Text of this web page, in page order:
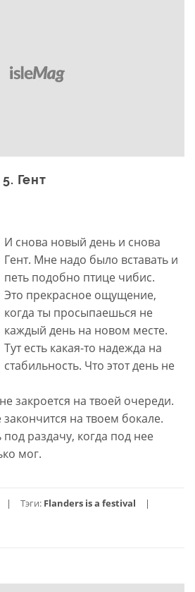
Гент
И снова новый день и снова
Гент. Мне надо было вставать и
петь подобно птице чибис.
Это прекрасное ощущение,
когда ты просыпаешься не
каждый день на новом месте.
Тут есть какая-то надежда на
стабильность. Что этот день не
закроется на твоей очереди.
на твоем бокале.
раздачу, когда под нее
мог.
Тэги: Flanders is a festival